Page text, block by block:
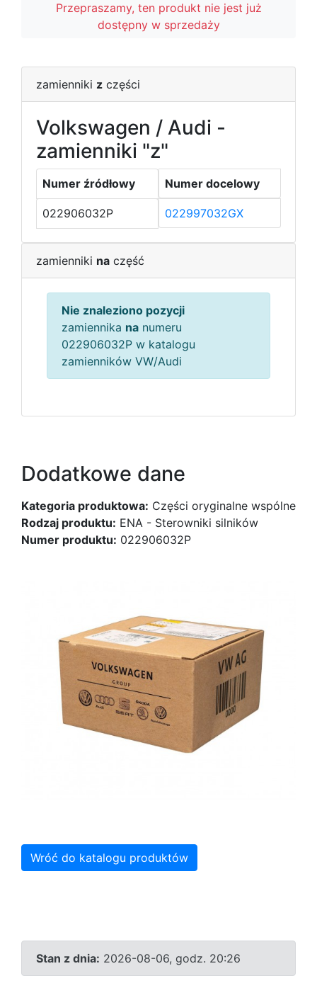
Przepraszamy, ten produkt nie jest już
dostępny w sprzedaży
zamienniki z części
Volkswagen / Audi -
zamienniki "z"
Numer źródłowy Numer docelowy
022906032P 022997032GX
zamienniki na część
Nie znaleziono pozycji
zamiennika na numeru
022906032P w katalogu
zamienników VW/Audi
Dodatkowe dane
Kategoria produktowa: Części oryginalne wspólne
Rodzaj produktu: ENA - Sterowniki silników
Numer produktu: 022906032P
Wróć do katalogu produktów
Stan z dnia: 2026-08-06, godz. 20:26